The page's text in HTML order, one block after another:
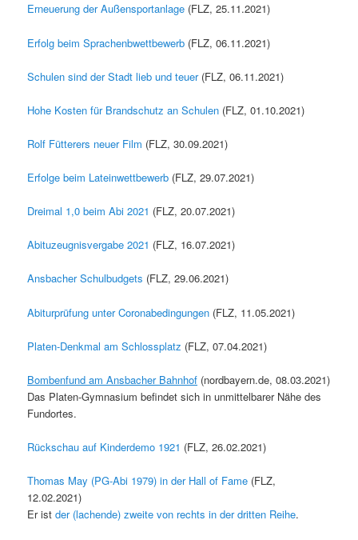
Erneuerung der Außensportanlage (FLZ, 25.11.2021)
Erfolg beim Sprachenbwettbewerb (FLZ, 06.11.2021)
Schulen sind der Stadt lieb und teuer(FLZ, 06.11.2021)
Hohe Kosten für Brandschutz an Schulen (FLZ, 01.10.2021)
Rolf Fütterers neuer Film (FLZ, 30.09.2021)
Erfolge beim Lateinwettbewerb (FLZ, 29.07.2021)
Dreimal 1,0 beim Abi 2021 (FLZ, 20.07.2021)
Abituzeugnisvergabe 2021 (FLZ, 16.07.2021)
Ansbacher Schulbudgets (FLZ, 29.06.2021)
Abiturprüfung unter Coronabedingungen (FLZ, 11.05.2021)
Platen-Denkmal am Schlossplatz (FLZ, 07.04.2021)
Bombenfund am Ansbacher Bahnhof (nordbayern.de, 08.03.2021)
Das Platen-Gymnasium befindet sich in unmittelbarer Nähe des
Fundortes.
Rückschau auf Kinderdemo 1921 (FLZ, 26.02.2021)
Thomas May (PG-Abi 1979) in der Hall of Fame (FLZ,
12.02.2021)
Er istder (lachende) zweite von rechts in der dritten Reihe.